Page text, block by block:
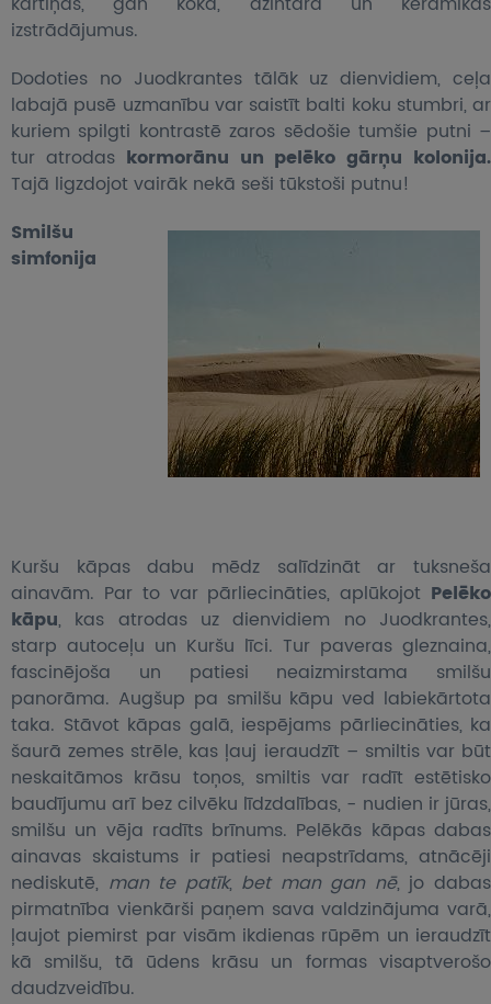
izstrādājumus.
Dodoties no Juodkrantes tālāk uz dienvidiem, ceļa
labajā pusē uzmanību var saistīt balti koku stumbri, ar
kuriem spilgti kontrastē zaros sēdošie tumšie putni –
tur atrodas kormorānu un pelēko gārņu kolonija.
Tajā ligzdojot vairāk nekā seši tūkstoši putnu!
Smilšu
simfonija
Kuršu kāpas dabu mēdz salīdzināt ar tuksneša
ainavām. Par to var pārliecināties, aplūkojot Pelēko
kāpu, kas atrodas uz dienvidiem no Juodkrantes,
starp autoceļu un Kuršu līci. Tur paveras gleznaina,
fascinējoša un patiesi neaizmirstama smilšu
panorāma. Augšup pa smilšu kāpu ved labiekārtota
taka. Stāvot kāpas galā, iespējams pārliecināties, ka
šaurā zemes strēle, kas ļauj ieraudzīt – smiltis var būt
neskaitāmos krāsu toņos, smiltis var radīt estētisko
baudījumu arī bez cilvēku līdzdalības, - nudien ir jūras,
smilšu un vēja radīts brīnums. Pelēkās kāpas dabas
ainavas skaistums ir patiesi neapstrīdams, atnācēji
nediskutē, man te patīk, bet man gan nē, jo dabas
pirmatnība vienkārši paņem sava valdzinājuma varā,
ļaujot piemirst par visām ikdienas rūpēm un ieraudzīt
kā smilšu, tā ūdens krāsu un formas visaptverošo
daudzveidību.